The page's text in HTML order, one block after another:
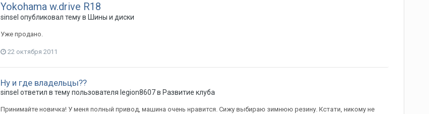
Yokohama w.drive R18
sinsel опубликовал тему в Шины и диски
Уже продано.
22 октября 2011
Ну и где владельцы??
sinsel ответил в тему пользователя legion8607в Развитие клуба
Принимайте новичка! У меня полный привод, машина очень нравится. Сижу выбираю зимнюю резину. Кстати, никому не